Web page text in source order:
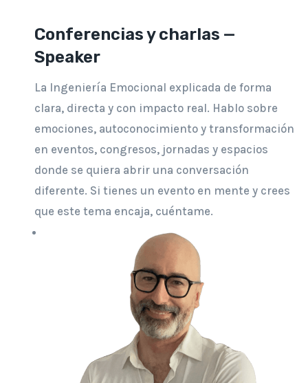
Conferencias y charlas —
Speaker
La Ingeniería Emocional explicada de forma
clara, directa y con impacto real. Hablo sobre
emociones, autoconocimiento y transformación
en eventos, congresos, jornadas y espacios
donde se quiera abrir una conversación
diferente. Si tienes un evento en mente y crees
que este tema encaja, cuéntame.